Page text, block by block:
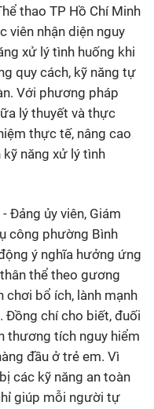
thao TP Hồ Chí Minh
viên nhận diện nguy
xử lý tình huống khi
quy cách, kỹ năng tự
Với phương pháp
lý thuyết và thực
thực tế, nâng cao
kỹ năng xử lý tình
Đảng ủy viên, Giám
công phường Bình
ý nghĩa hưởng ứng
thể theo gương
chơi bổ ích, lành mạnh
Đồng chí cho biết, đuối
thương tích nguy hiểm
đầu ở trẻ em. Vì
các kỹ năng an toàn
giúp mỗi người tự